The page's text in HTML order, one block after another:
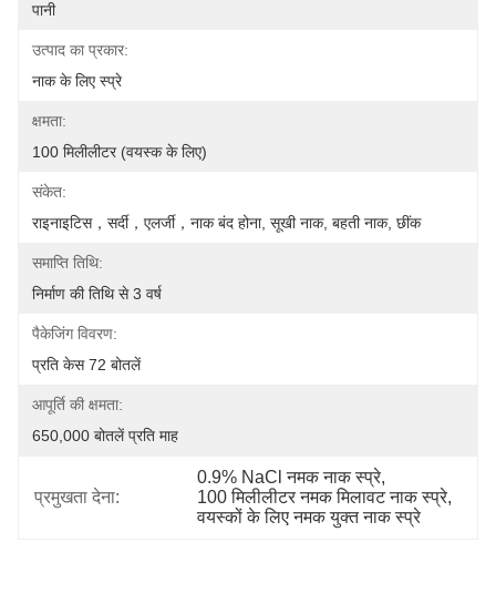
पानी
उत्पाद का प्रकार:
नाक के लिए स्प्रे
क्षमता:
100 मिलीलीटर (वयस्क के लिए)
संकेत:
राइनाइटिस，सर्दी，एलर्जी，नाक बंद होना, सूखी नाक, बहती नाक, छींक
समाप्ति तिथि:
निर्माण की तिथि से 3 वर्ष
पैकेजिंग विवरण:
प्रति केस 72 बोतलें
आपूर्ति की क्षमता:
650,000 बोतलें प्रति माह
प्रमुखता देना:
0.9% NaCl नमक नाक स्प्रे,
100 मिलीलीटर नमक मिलावट नाक स्प्रे,
वयस्कों के लिए नमक युक्त नाक स्प्रे